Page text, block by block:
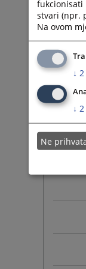
fukcionisati
stvari (npr.
Na ovom
↓ 2
↓ 2
Ne